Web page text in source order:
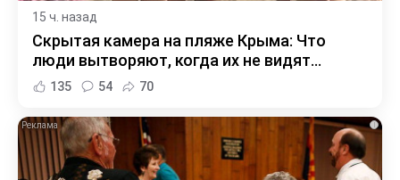
15 ч. назад
Скрытая камера на пляже Крыма: Что
люди вытворяют, когда их не видят...
135 54 70
i